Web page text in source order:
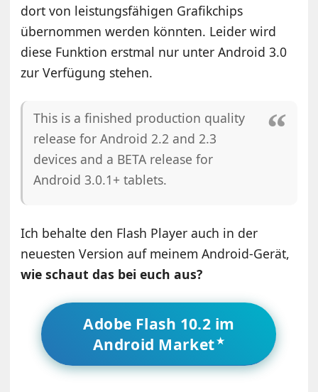
dort von leistungsfähigen Grafikchips
übernommen werden könnten. Leider wird
diese Funktion erstmal nur unter Android 3.0
zur Verfügung stehen.
This is a finished production quality
release for Android 2.2 and 2.3
devices and a BETA release for
Android 3.0.1+ tablets.
Ich behalte den Flash Player auch in der
neuesten Version auf meinem Android-Gerät,
wie schaut das bei euch aus?
Adobe Flash 10.2 im
Android Market